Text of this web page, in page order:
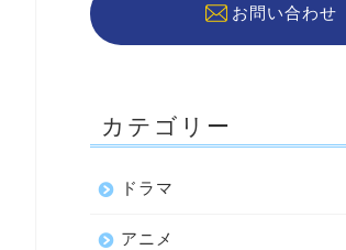
お問い合わせ
カテゴリー
ドラマ
アニメ